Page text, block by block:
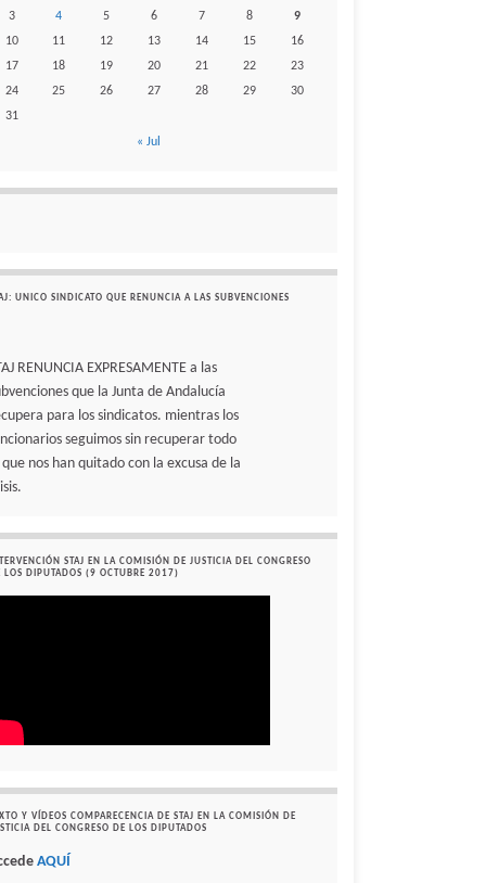
3
4 5 6 7 8
9
10
11 12 13 14 15
16
17
18 19 20 21 22
23
24
25 26 27 28 29
30
31
« Jul
UNICO SINDICATO QUE RENUNCIA A LAS SUBVENCIONES
RENUNCIA EXPRESAMENTE a las
que la Junta de Andalucía
para los sindicatos. mientras los
seguimos sin recuperar todo
que nos han quitado con la excusa de la
STAJ EN LA COMISIÓN DE JUSTICIA DEL CONGRESO
LOS DIPUTADOS (9 OCTUBRE 2017)
Y VÍDEOS COMPARECENCIA DE STAJ EN LA COMISIÓN DE
DEL CONGRESO DE LOS DIPUTADOS
AQUÍ